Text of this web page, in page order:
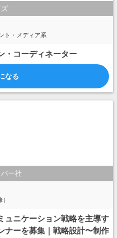
ト・メディア系
・コーディネーター
なる
ー社
ュニケーション戦略を主導す
ナーを募集｜戦略設計〜制作